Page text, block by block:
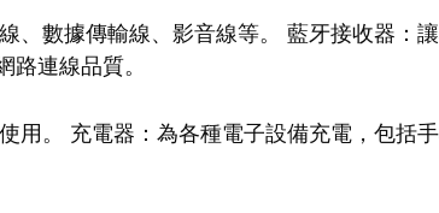
數據傳輸線、影音線等。 藍牙接收器：
連線品質。
用。 充電器：為各種電子設備充電，包括